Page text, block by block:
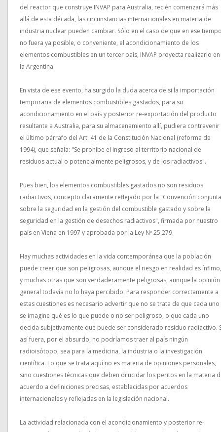
del reactor que construye INVAP para Australia, recién comenzará más
allá de esta década, las circunstancias internacionales en materia de
industria nuclear pueden cambiar. Sólo en el caso de que en ese
no fuera ya posible, o conveniente, el acondicionamiento de los
elementos combustibles en un tercer país, INVAP proyecta realizarlo en
la Argentina.
En vista de ese evento, ha surgido la duda acerca de si la importación
temporaria de elementos combustibles gastados, para su
acondicionamiento en el país y posterior re-exportación del producto
resultante a Australia, para su almacenamiento allí, pudiera contravenir
el último párrafo del Art. 41 de la Constitución Nacional (reforma de
1994), que señala: "Se prohíbe el ingreso al territorio nacional de
residuos actual o potencialmente peligrosos, y de los radiactivos".
Pues bien, los elementos combustibles gastados no son residuos
radiactivos, concepto claramente reflejado por la "Convención conjunta
sobre la seguridad en la gestión del combustible gastado y sobre la
seguridad en la gestión de desechos radiactivos", firmada por nuestro
país en Viena en 1997 y aprobada por la Ley Nº 25.279.
Hay muchas actividades en la vida contemporánea que la población
puede creer que son peligrosas, aunque el riesgo en realidad es ínfimo,
y muchas otras que son verdaderamente peligrosas, aunque la opinión
general todavía no lo haya percibido. Para responder correctamente a
estas cuestiones es necesario advertir que no se trata de que cada uno
se imagine qué es lo que puede o no ser peligroso, o que cada uno
decida subjetivamente qué puede ser considerado residuo radiactivo.
así fuera, por el absurdo, no podríamos traer al país ningún
radioisótopo, sea para la medicina, la industria o la investigación
científica. Lo que se trata aquí no es materia de opiniones personales,
sino cuestiones técnicas que deben dilucidar los peritos en la materia
acuerdo a definiciones precisas, establecidas por acuerdos
internacionales y reflejadas en la legislación nacional.
La actividad relacionada con el acondicionamiento y posterior re-